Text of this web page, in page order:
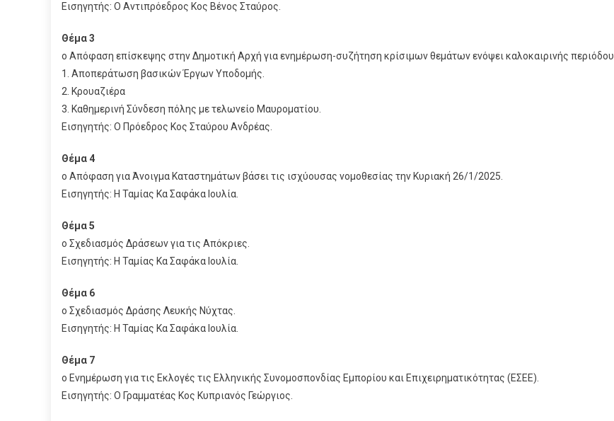
Εισηγητής: Ο Αντιπρόεδρος Κος Βένος Σταύρος.
Θέμα 3
ο Απόφαση επίσκεψης στην Δημοτική Αρχή για ενημέρωση-συζήτηση κρίσιμων θεμάτων ενόψει καλοκαιρινής περιόδου.
1. Αποπεράτωση βασικών Έργων Υποδομής.
2. Κρουαζιέρα
3. Καθημερινή Σύνδεση πόλης με τελωνείο Μαυροματίου.
Εισηγητής: Ο Πρόεδρος Κος Σταύρου Ανδρέας.
Θέμα 4
ο Απόφαση για Άνοιγμα Καταστημάτων βάσει τις ισχύουσας νομοθεσίας την Κυριακή 26/1/2025.
Εισηγητής: Η Ταμίας Κα Σαφάκα Ιουλία.
Θέμα 5
ο Σχεδιασμός Δράσεων για τις Απόκριες.
Εισηγητής: Η Ταμίας Κα Σαφάκα Ιουλία.
Θέμα 6
ο Σχεδιασμός Δράσης Λευκής Νύχτας.
Εισηγητής: Η Ταμίας Κα Σαφάκα Ιουλία.
Θέμα 7
ο Ενημέρωση για τις Εκλογές τις Ελληνικής Συνομοσπονδίας Εμπορίου και Επιχειρηματικότητας (ΕΣΕΕ).
Εισηγητής: Ο Γραμματέας Κος Κυπριανός Γεώργιος.